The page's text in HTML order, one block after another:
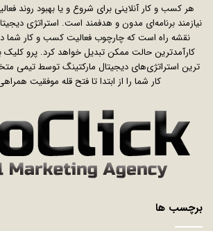
هر کسب و کار آنلاینی برای شروع و یا بهبود روند
نیازمند برنامه‌ای مدون و هدفمند است. استراتژی
نقشه راه است که چارچوب فعالیت کسب و کار شما
کارآمدترین حالت ممکن تبدیل خواهد کرد. پرو کلیک
ترین استراتژی‌های دیجیتال مارکتینگ توسط تیمی
کار شما را از ابتدا تا فتح قله موفقیت
برچسب ها